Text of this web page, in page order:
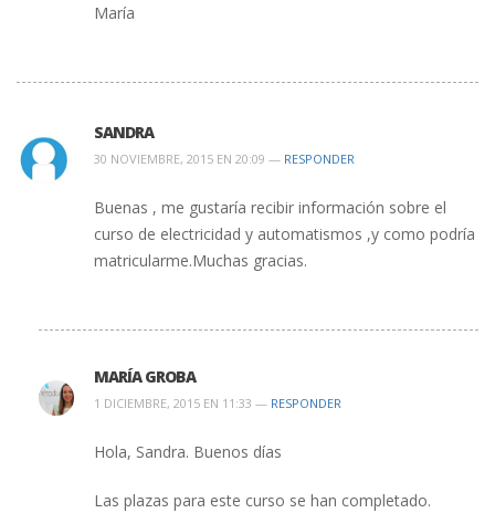
María
SANDRA
30 NOVIEMBRE, 2015 EN 20:09 — RESPONDER
Buenas , me gustaría recibir información sobre el
curso de electricidad y automatismos ,y como podría
matricularme.Muchas gracias.
MARÍA GROBA
1 DICIEMBRE, 2015 EN 11:33 — RESPONDER
Hola, Sandra. Buenos días
Las plazas para este curso se han completado.